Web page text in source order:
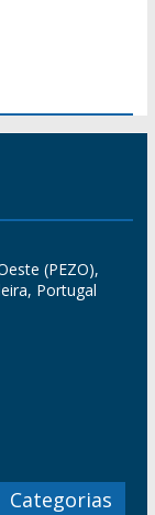
(PEZO),
Portugal
Categorias